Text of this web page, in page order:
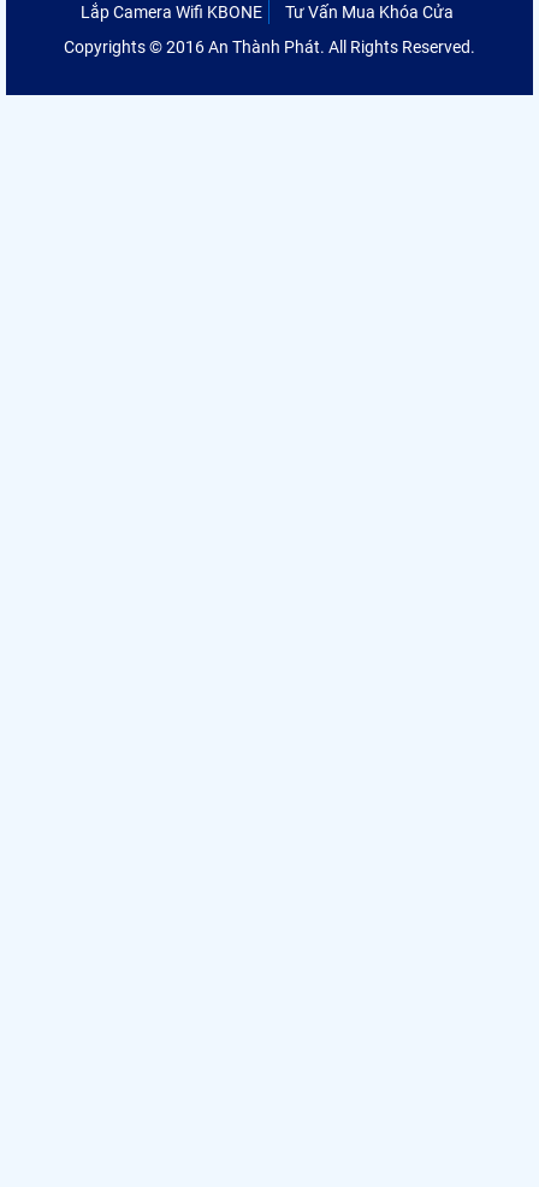
Lắp Camera Wifi KBONE
Tư Vấn Mua Khóa Cửa
Copyrights © 2016 An Thành Phát. All Rights Reserved.